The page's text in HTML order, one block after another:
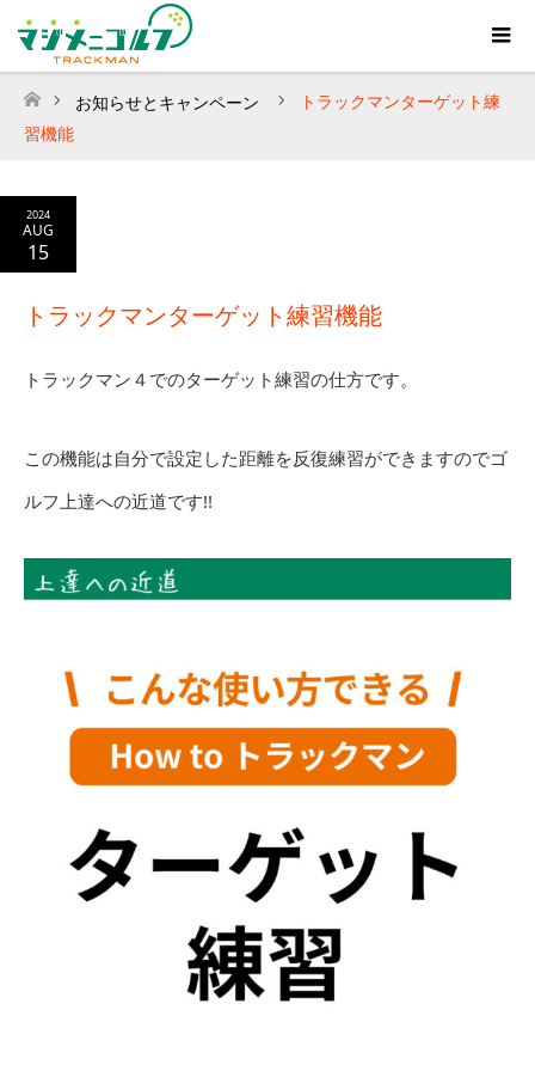
ホームお知らせとキャンペーン
トラックマンターゲット練
習機能
2024
AUG
15
トラックマンターゲット練習機能
トラックマン４でのターゲット練習の仕方です。
この機能は自分で設定した距離を反復練習ができますのでゴ
ルフ上達への近道です!!